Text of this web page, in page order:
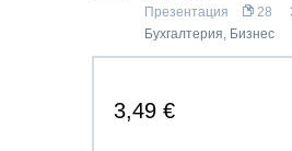
Презентация 28
Бухгалтерия, Бизнес
3,49 €